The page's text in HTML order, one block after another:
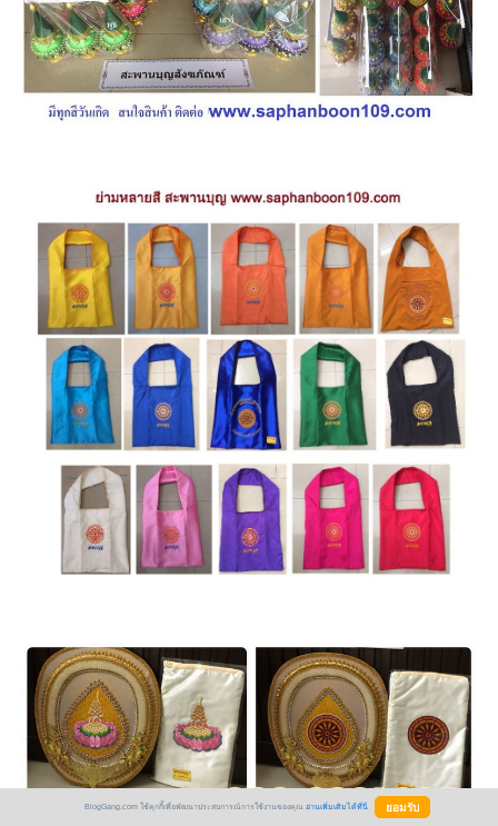
BlogGang.com ใช้คุกกี้เพื่อพัฒนาประสบการณ์การใช้งานของคุณ อ่านเพิ่มเติมได้ที่นี่